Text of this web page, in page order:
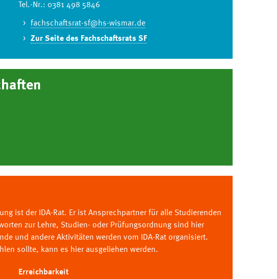
Tel.-Nr.: 0381 498 5846
fachschaftsrat-sf@hs-wismar.de
Zur Seite des Fachschaftsrats SF
ist der IDA-Rat. Er ist Ansprechpartner für alle Studierenden
zur Lehre, Studien- oder Prüfungsordnung sind hier
und andere Aktivitäten werden vom IDA-Rat organisiert.
sollte, kann es hier ausgeliehen werden.
Erreichbarkeit